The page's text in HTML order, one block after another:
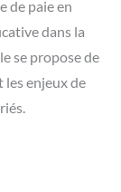
de paie en
dans la
se propose de
les enjeux de